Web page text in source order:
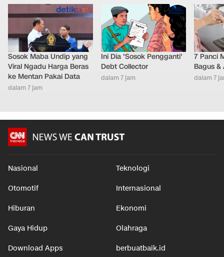
Sosok Maba Undip yang
Viral Ngadu Harga Beras
ke Mentan Pakai Data
dalam 7 jam
Ini Dia 'Sosok Pengganti'
Debt Collector
dalam 7 jam
7 Panci
Bagus &
dalam 7
Nasional Teknologi
Otomotif Internasional
Hiburan Ekonomi
Gaya Hidup Olahraga
Download Apps berbuatbaik.id